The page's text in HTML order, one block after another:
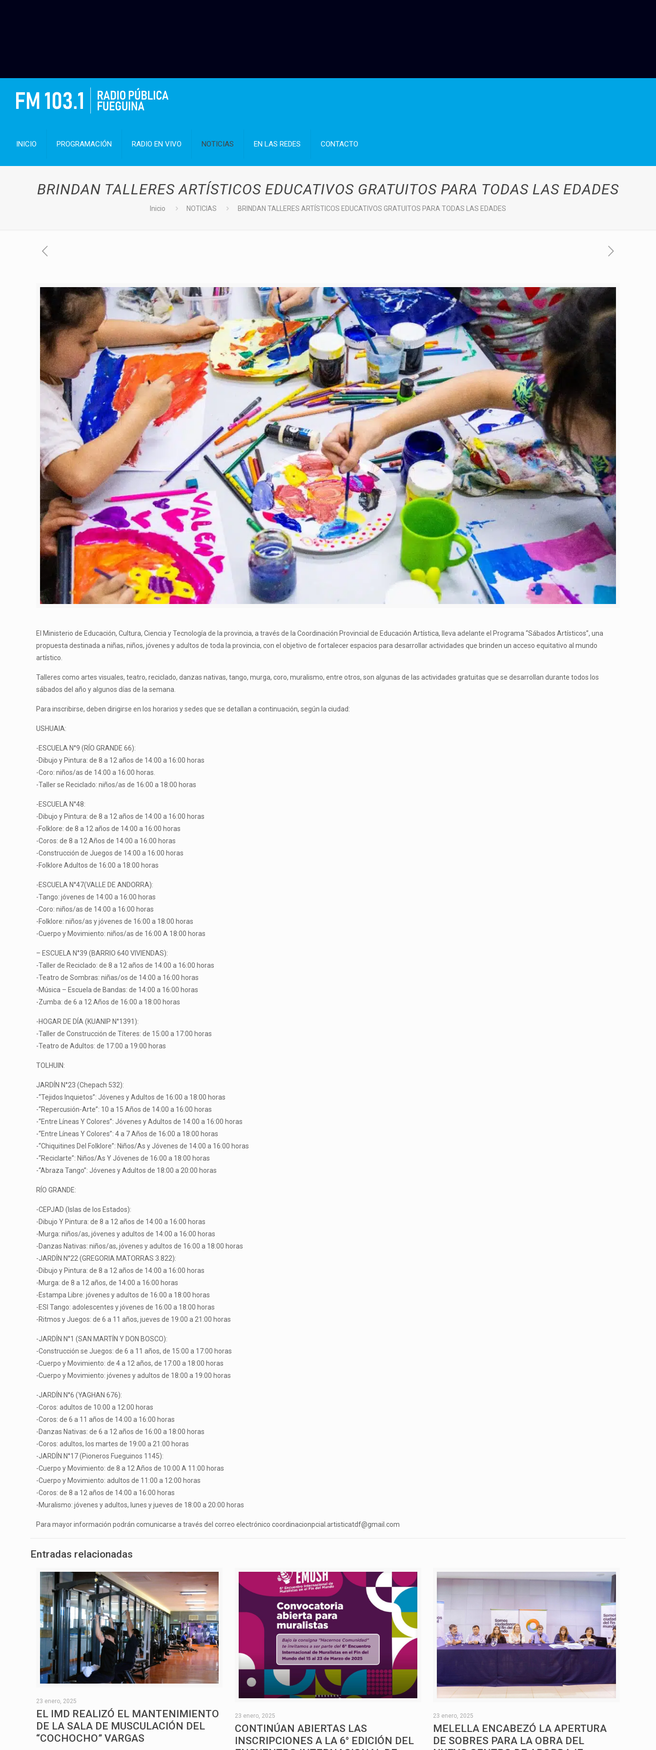
INICIO PROGRAMACIÓN RADIO EN VIVO NOTICIAS EN LAS REDES CONTACTO
BRINDAN TALLERES ARTÍSTICOS EDUCATIVOS GRATUITOS PARA TODAS LAS EDADES
Inicio NOTICIAS BRINDAN TALLERES ARTÍSTICOS EDUCATIVOS GRATUITOS PARA TODAS LAS EDADES
El Ministerio de Educación, Cultura, Ciencia y Tecnología de la provincia, a través de la Coordinación Provincial de Educación Artística, lleva adelante el Programa “Sábados Artísticos”, una
propuesta destinada a niñas, niños, jóvenes y adultos de toda la provincia, con el objetivo de fortalecer espacios para desarrollar actividades que brinden un acceso equitativo al mundo
artístico.
Talleres como artes visuales, teatro, reciclado, danzas nativas, tango, murga, coro, muralismo, entre otros, son algunas de las actividades gratuitas que se desarrollan durante todos los
sábados del año y algunos días de la semana.
Para inscribirse, deben dirigirse en los horarios y sedes que se detallan a continuación, según la ciudad:
USHUAIA:
-ESCUELA N°9 (RÍO GRANDE 66):
-Dibujo y Pintura: de 8 a 12 años de 14:00 a 16:00 horas
-Coro: niños/as de 14:00 a 16:00 horas.
-Taller se Reciclado: niños/as de 16:00 a 18:00 horas
-ESCUELA N°48:
-Dibujo y Pintura: de 8 a 12 años de 14:00 a 16:00 horas
-Folklore: de 8 a 12 años de 14:00 a 16:00 horas
-Coros: de 8 a 12 Años de 14:00 a 16:00 horas
-Construcción de Juegos de 14:00 a 16:00 horas
-Folklore Adultos de 16:00 a 18:00 horas
-ESCUELA N°47(VALLE DE ANDORRA):
-Tango: jóvenes de 14:00 a 16:00 horas
-Coro: niños/as de 14:00 a 16:00 horas
-Folklore: niños/as y jóvenes de 16:00 a 18:00 horas
-Cuerpo y Movimiento: niños/as de 16:00 A 18:00 horas
– ESCUELA N°39 (BARRIO 640 VIVIENDAS):
-Taller de Reciclado: de 8 a 12 años de 14:00 a 16:00 horas
-Teatro de Sombras: niñas/os de 14:00 a 16:00 horas
-Música – Escuela de Bandas: de 14:00 a 16:00 horas
-Zumba: de 6 a 12 Años de 16:00 a 18:00 horas
-HOGAR DE DÍA (KUANIP N°1391):
-Taller de Construcción de Títeres: de 15:00 a 17:00 horas
-Teatro de Adultos: de 17:00 a 19:00 horas
TOLHUIN:
JARDÍN N°23 (Chepach 532):
-“Tejidos Inquietos”: Jóvenes y Adultos de 16:00 a 18:00 horas
-“Repercusión-Arte”: 10 a 15 Años de 14:00 a 16:00 horas
-“Entre Líneas Y Colores”: Jóvenes y Adultos de 14:00 a 16:00 horas
-“Entre Líneas Y Colores”: 4 a 7 Años de 16:00 a 18:00 horas
-“Chiquitines Del Folklore”: Niños/As y Jóvenes de 14:00 a 16:00 horas
-“Reciclarte”: Niños/As Y Jóvenes de 16:00 a 18:00 horas
-“Abraza Tango”: Jóvenes y Adultos de 18:00 a 20:00 horas
RÍO GRANDE:
-CEPJAD (Islas de los Estados):
-Dibujo Y Pintura: de 8 a 12 años de 14:00 a 16:00 horas
-Murga: niños/as, jóvenes y adultos de 14:00 a 16:00 horas
-Danzas Nativas: niños/as, jóvenes y adultos de 16:00 a 18:00 horas
-JARDÍN N°22 (GREGORIA MATORRAS 3.822):
-Dibujo y Pintura: de 8 a 12 años de 14:00 a 16:00 horas
-Murga: de 8 a 12 años, de 14:00 a 16:00 horas
-Estampa Libre: jóvenes y adultos de 16:00 a 18:00 horas
-ESI Tango: adolescentes y jóvenes de 16:00 a 18:00 horas
-Ritmos y Juegos: de 6 a 11 años, jueves de 19:00 a 21:00 horas
-JARDÍN N°1 (SAN MARTÍN Y DON BOSCO):
-Construcción se Juegos: de 6 a 11 años, de 15:00 a 17:00 horas
-Cuerpo y Movimiento: de 4 a 12 años, de 17:00 a 18:00 horas
-Cuerpo y Movimiento: jóvenes y adultos de 18:00 a 19:00 horas
-JARDÍN N°6 (YAGHAN 676):
-Coros: adultos de 10:00 a 12:00 horas
-Coros: de 6 a 11 años de 14:00 a 16:00 horas
-Danzas Nativas: de 6 a 12 años de 16:00 a 18:00 horas
-Coros: adultos, los martes de 19:00 a 21:00 horas
-JARDÍN N°17 (Pioneros Fueguinos 1145):
-Cuerpo y Movimiento: de 8 a 12 Años de 10:00 A 11:00 horas
-Cuerpo y Movimiento: adultos de 11:00 a 12:00 horas
-Coros: de 8 a 12 años de 14:00 a 16:00 horas
-Muralismo: jóvenes y adultos, lunes y jueves de 18:00 a 20:00 horas
Para mayor información podrán comunicarse a través del correo electrónico coordinacionpcial.artisticatdf@gmail.com
Entradas relacionadas
23 enero, 2025
EL IMD REALIZÓ EL MANTENIMIENTO
DE LA SALA DE MUSCULACIÓN DEL
“COCHOCHO” VARGAS
23 enero, 2025
CONTINÚAN ABIERTAS LAS
INSCRIPCIONES A LA 6° EDICIÓN DEL
23 enero, 2025
MELELLA ENCABEZÓ LA APERTURA
DE SOBRES PARA LA OBRA DEL